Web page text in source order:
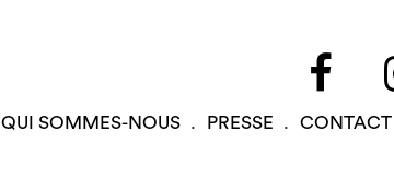
QUI SOMMES-NOUS PRESSE CONTACT